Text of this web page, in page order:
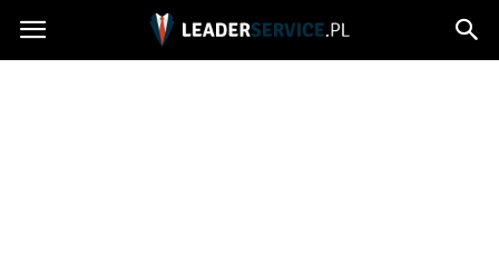
Leaderservice.pl